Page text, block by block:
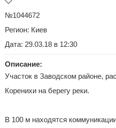
№1044672
Регион: Киев
Дата: 29.03.18 в 12:30
Описание:
Участок в Заводском районе,
Коренихи на берегу реки.
В 100 м находятся